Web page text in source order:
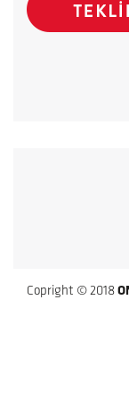
Copright © 2018